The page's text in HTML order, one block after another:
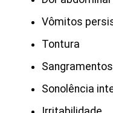
Vômitos
Tontura
Sangramentos
Sonolência